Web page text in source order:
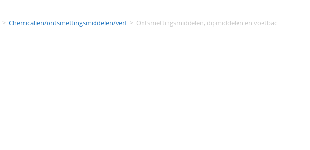
> Chemicaliën/ontsmettingsmiddelen/verf > Ontsmettingsmiddelen, dipmiddelen en voetbad